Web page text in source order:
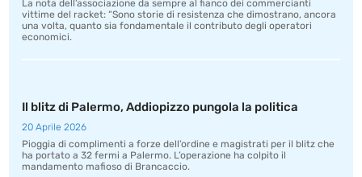
La nota dell’associazione da sempre al fianco dei commercianti
vittime del racket: “Sono storie di resistenza che dimostrano, ancora
una volta, quanto sia fondamentale il contributo degli operatori
economici.
Il blitz di Palermo, Addiopizzo pungola la politica
20 Aprile 2026
Pioggia di complimenti a forze dell’ordine e magistrati per il blitz che
ha portato a 32 fermi a Palermo. L’operazione ha colpito il
mandamento mafioso di Brancaccio.